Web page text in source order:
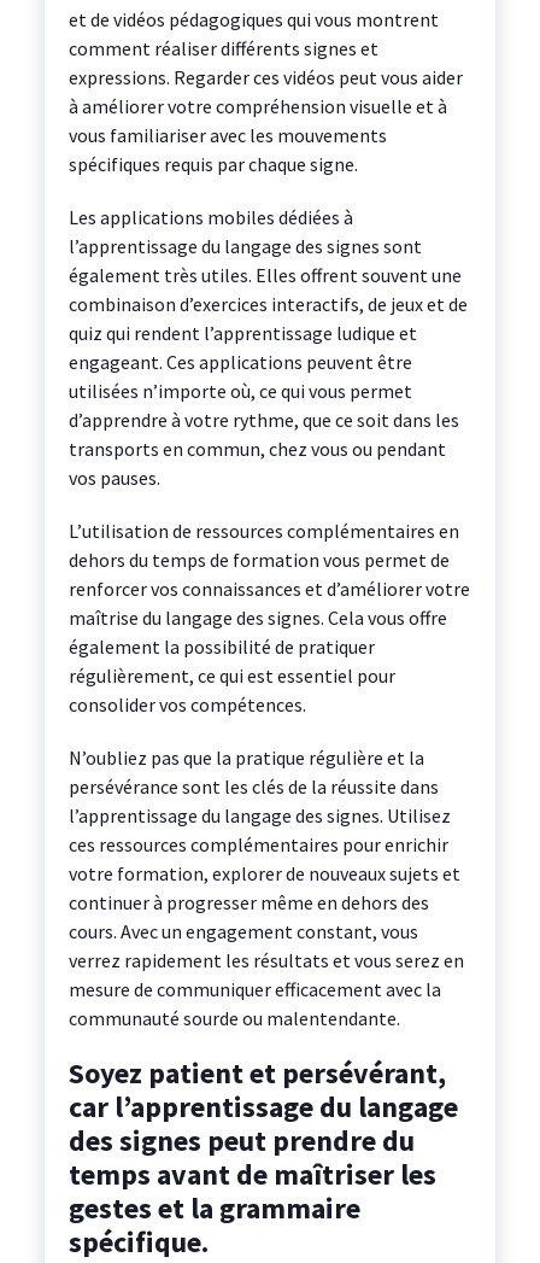
et de vidéos pédagogiques qui vous montrent
comment réaliser différents signes et
expressions. Regarder ces vidéos peut vous aider
à améliorer votre compréhension visuelle et à
vous familiariser avec les mouvements
spécifiques requis par chaque signe.
Les applications mobiles dédiées à
l’apprentissage du langage des signes sont
également très utiles. Elles offrent souvent une
combinaison d’exercices interactifs, de jeux et de
quiz qui rendent l’apprentissage ludique et
engageant. Ces applications peuvent être
utilisées n’importe où, ce qui vous permet
d’apprendre à votre rythme, que ce soit dans les
transports en commun, chez vous ou pendant
vos pauses.
L’utilisation de ressources complémentaires en
dehors du temps de formation vous permet de
renforcer vos connaissances et d’améliorer votre
maîtrise du langage des signes. Cela vous offre
également la possibilité de pratiquer
régulièrement, ce qui est essentiel pour
consolider vos compétences.
N’oubliez pas que la pratique régulière et la
persévérance sont les clés de la réussite dans
l’apprentissage du langage des signes. Utilisez
ces ressources complémentaires pour enrichir
votre formation, explorer de nouveaux sujets et
continuer à progresser même en dehors des
cours. Avec un engagement constant, vous
verrez rapidement les résultats et vous serez en
mesure de communiquer efficacement avec la
communauté sourde ou malentendante.
Soyez patient et persévérant,
car l’apprentissage du langage
des signes peut prendre du
temps avant de maîtriser les
gestes et la grammaire
spécifique.